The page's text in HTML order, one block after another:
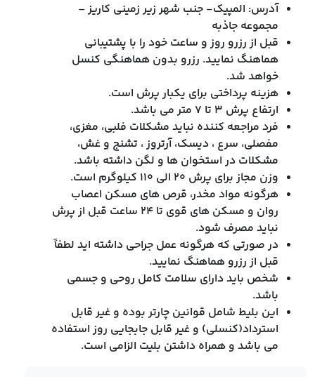
آدرس: المپیک- جنب شهر زیر زمینی کاریز –
مجموعه جاذبه
قبل از رزرو روز و ساعت خود را با پشتیبانی
هماهنگ نمایید. رزرو بدون هماهنگی کنسل
خواهد شد.
هزینه پرداختی برای یکبار پرش است.
ارتفاع پرش 3 تا 7 متر می باشد.
فرد مراجعه کننده نباید مشکلات فلبی، مغزی،
مفصلی، سرع ، دیسک، آرتروز ، تشنج و غش،
مشکلات در استخوان ها و لگن داشته باشد.
وزن مجاز برای پرش 20 الی 110 کیلوگرم است.
هرگونه مواد مخدر، قرص های مسکن اعصاب
روان و مسکن های قوی تا 24 ساعت قبل از پرش
نباید مصرف شود.
در صورتی که هرگونه عمل جراحی داشته اید لطفاً
قبل از رزرو هماهنگ نمایید.
شخص باید دارای سلامت کامل روحی و جسمی
باشد.
این بلیط شامل قوانین چارتر بوده و غیر قابل
استرداد(کنسلی) و غیر قابل جابجایی روز استفاده
می باشد و همراه داشتن بلیت الزامی است.